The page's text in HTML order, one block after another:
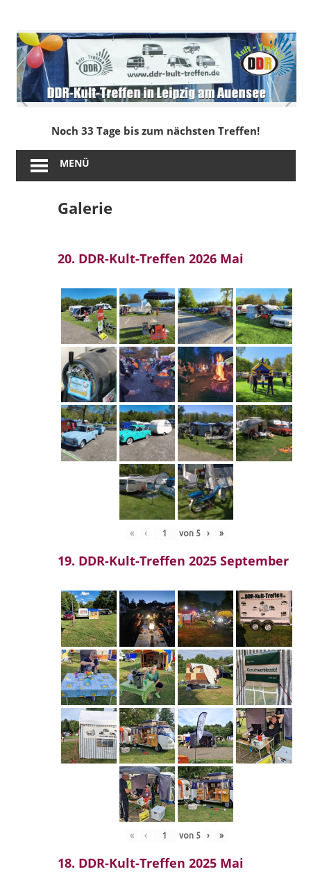
springen
DDR-
Kult-
Treffen
in
Leipzig
am
Noch 33 Tage bis zum nächsten Treffen!
MENÜ
Galerie
20. DDR-Kult-Treffen 2026 Mai
« ‹ von 5 › »
19. DDR-Kult-Treffen 2025 September
« ‹ von 5 › »
18. DDR-Kult-Treffen 2025 Mai